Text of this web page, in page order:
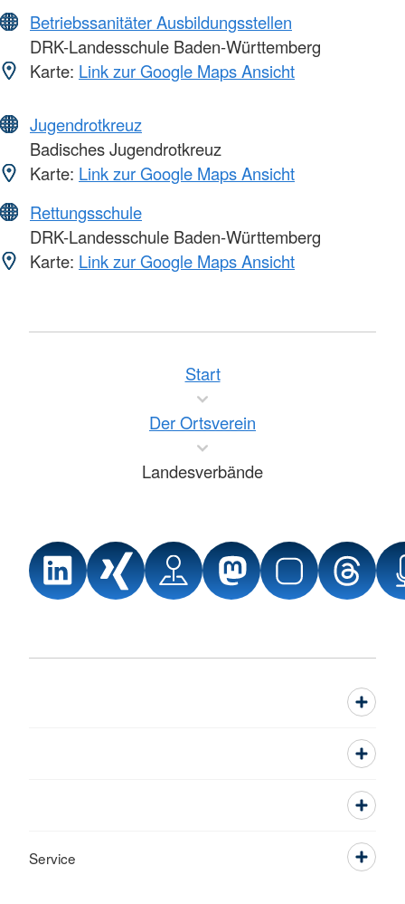
Betriebssanitäter Ausbildungsstellen
DRK-Landesschule Baden-Württemberg
Karte: Link zur Google Maps Ansicht
Jugendrotkreuz
Badisches Jugendrotkreuz
Karte: Link zur Google Maps Ansicht
Rettungsschule
DRK-Landesschule Baden-Württemberg
Karte: Link zur Google Maps Ansicht
Start
Der Ortsverein
Landesverbände
Service